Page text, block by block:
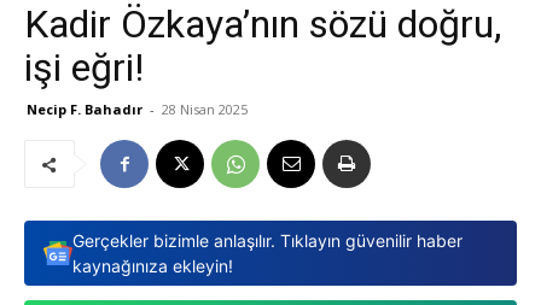
Kadir Özkaya’nın sözü doğru,
işi eğri!
Necip F. Bahadır - 28 Nisan 2025
Gerçekler bizimle anlaşılır. Tıklayın güvenilir haber
kaynağınıza ekleyin!